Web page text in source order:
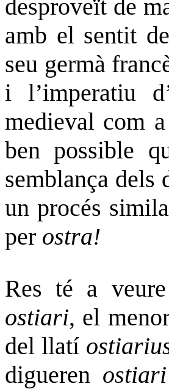
desproveït de
amb el sentit
seu germà
i l’imperatiu
medieval com
ben possible
semblança dels
un procés
per ostra!
Res té a
ostiari, el
del llatí
digueren ostiari